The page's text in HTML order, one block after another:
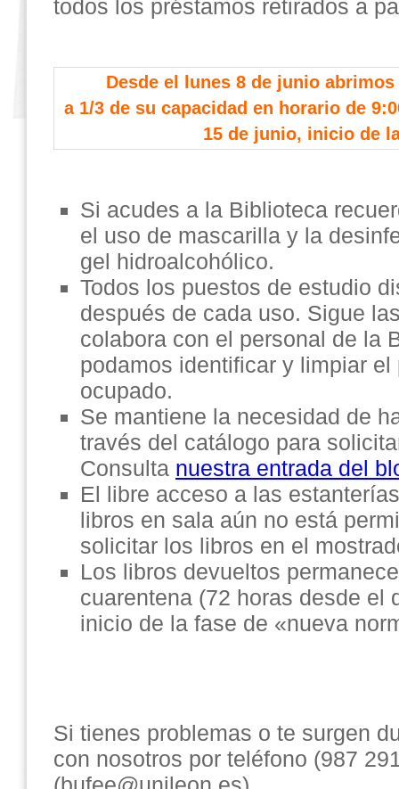
todos los préstamos retirados a
Desde el lunes 8 de junio
a 1/3 de su capacidad en horario de
15 de junio, inicio de
Si acudes a la Biblioteca
el uso de mascarilla y la
gel hidroalcohólico.
Todos los puestos de estudio
después de cada uso. Sigue
colabora con el personal de la
podamos identificar y limpiar
ocupado.
Se mantiene la necesidad de
través del catálogo para
Consulta nuestra entrada del
El libre acceso a las
libros en sala aún no está
solicitar los libros en el
Los libros devueltos
cuarentena (72 horas desde el
inicio de la fase de «nueva
Si tienes problemas o te surgen
con nosotros por teléfono (987